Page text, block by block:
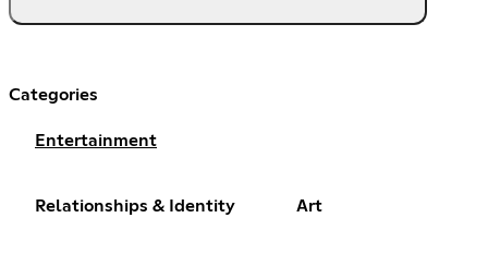
Categories
Entertainment
Relationships & Identity Art